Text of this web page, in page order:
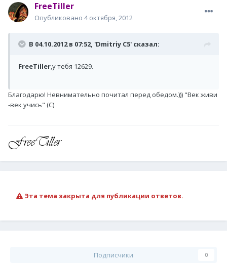
FreeTiller
Опубликовано 4 октября, 2012
В 04.10.2012 в 07:52, 'Dmitriy C5' сказал:
FreeTiller,у тебя 12629.
Благодарю! Невнимательно почитал перед обедом.))) "Век живи
-век учись" (С)
Эта тема закрыта для публикации ответов.
Подписчики 0